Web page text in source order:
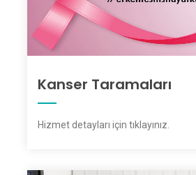
Kanser Taramaları
Hizmet detayları için tıklayınız